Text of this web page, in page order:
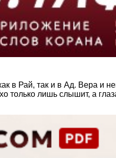
в Рай, так и в Ад. Вера и
только лишь слышит, а